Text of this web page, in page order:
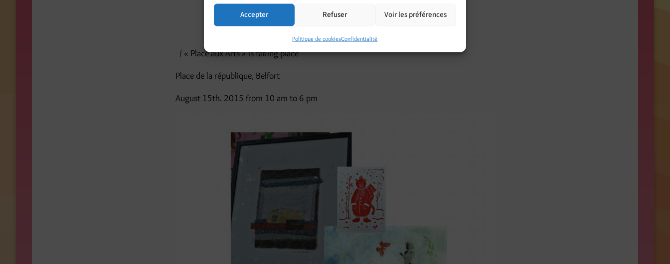
Accepter Refuser Voir les préférences
Politique de cookiesConfidentialité
/ « Place aux Arts » is taking place
Place de la république, Belfort
August 15th. 2015 from 10 am to 6 pm